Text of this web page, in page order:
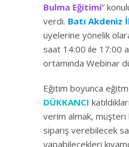
Bulma Eğitimi”
verdi. Batı Akdeniz
üyelerine yönelik
saat 14:00 ile 17:00
ortamında Webinar
Eğitim boyunca
DÜKKANCI
verim almak, müşteri
sipariş verebilecek
yapabilecekleri